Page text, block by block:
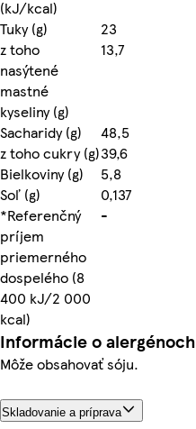
(kJ/kcal)
Tuky (g)
23
z toho
nasýtené
mastné
kyseliny (g)
13,7
Sacharidy (g) 48,5
z toho cukry (g)39,6
Bielkoviny (g)
5,8
Soľ (g)
0,137
*Referenčný
príjem
priemerného
dospelého (8
400 kJ/2 000
kcal)
-
Informácie o alergénoch
Môže obsahovať sóju.
Skladovanie a príprava